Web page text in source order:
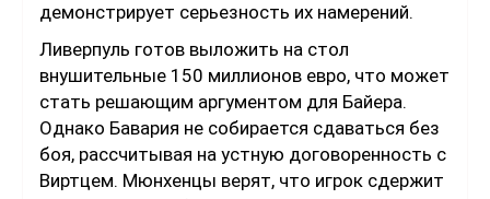
демонстрирует серьезность их намерений.
Ливерпуль готов выложить на стол
внушительные 150 миллионов евро, что может
стать решающим аргументом для Байера.
Однако Бавария не собирается сдаваться без
боя, рассчитывая на устную договоренность с
Виртцем. Мюнхенцы верят, что игрок сдержит